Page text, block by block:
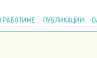
РАБОТИМЕ ПУБЛИКАЦИИ